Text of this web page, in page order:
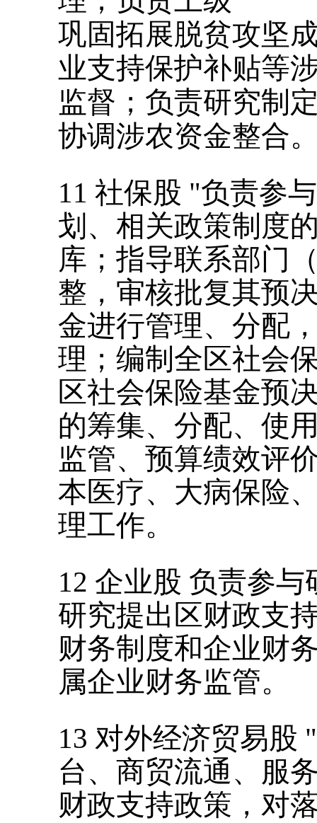
巩固拓展脱贫攻坚
业支持保护补贴等
监督；负责研究制
协调涉农资金整合
11 社保股 "负责参
划、相关政策制度
库；指导联系部门
整，审核批复其预
金进行管理、分配
理；编制全区社会
区社会保险基金预
的筹集、分配、使
监管、预算绩效评
本医疗、大病保险
理工作。
12 企业股 负责参与
研究提出区财政支
财务制度和企业财
属企业财务监管。
13 对外经济贸易股 "
台、商贸流通、服
财政支持政策，对